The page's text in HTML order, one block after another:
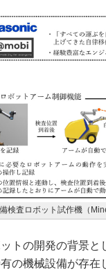
検査ロボット試作機（
トの開発の背景と
の機械設備が存在